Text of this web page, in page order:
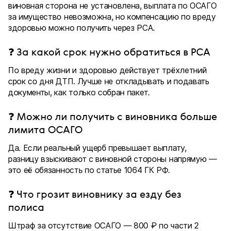
виновная сторона не установлена, выплата по ОСАГО
за имущество невозможна, но компенсацию по вреду
здоровью можно получить через РСА.
❓ За какой срок нужно обратиться в РСА
По вреду жизни и здоровью действует трёхлетний
срок со дня ДТП. Лучше не откладывать и подавать
документы, как только собран пакет.
❓ Можно ли получить с виновника больше
лимита ОСАГО
Да. Если реальный ущерб превышает выплату,
разницу взыскивают с виновной стороны напрямую —
это её обязанность по статье 1064 ГК РФ.
❓ Что грозит виновнику за езду без
полиса
Штраф за отсутствие ОСАГО — 800 ₽ по части 2